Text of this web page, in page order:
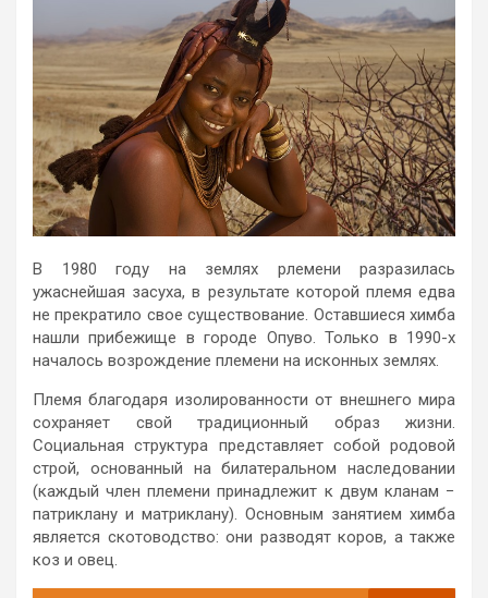
В 1980 году на землях рлемени разразилась
ужаснейшая засуха, в результате которой племя едва
не прекратило свое существование. Оставшиеся химба
нашли прибежище в городе Опуво. Только в 1990-х
началось возрождение племени на исконных землях.
Племя благодаря изолированности от внешнего мира
сохраняет свой традиционный образ жизни.
Социальная структура представляет собой родовой
строй, основанный на билатеральном наследовании
(каждый член племени принадлежит к двум кланам −
патриклану и матриклану). Основным занятием химба
является скотоводство: они разводят коров, а также
коз и овец.